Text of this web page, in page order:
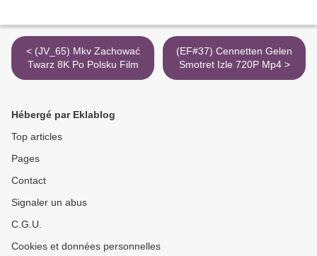
< (JV_65) Mkv Zachować
Twarz 8K Po Polsku Film
(EF#37) Cennetten Gelen
Smotret Izle 720P Mp4 >
Hébergé par Eklablog
Top articles
Pages
Contact
Signaler un abus
C.G.U.
Cookies et données personnelles